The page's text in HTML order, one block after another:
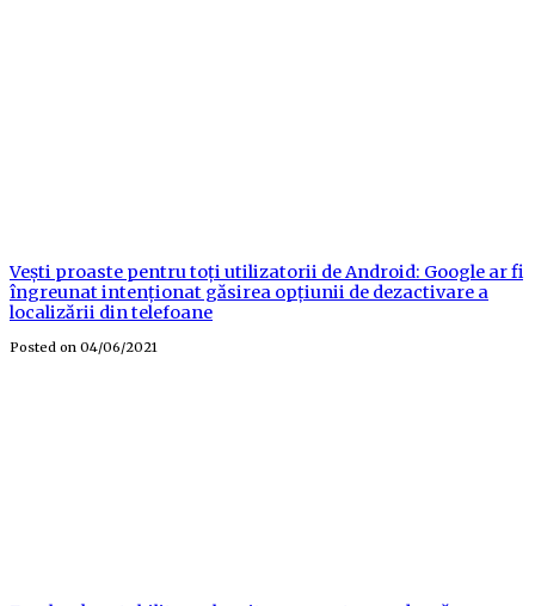
Vești proaste pentru toți utilizatorii de Android: Google ar fi
îngreunat intenționat găsirea opțiunii de dezactivare a
localizării din telefoane
Posted on 04/06/2021